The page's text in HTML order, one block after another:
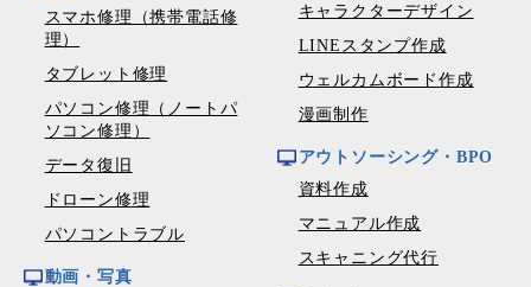
スマホ修理（携帯電話修
理）
タブレット修理
パソコン修理（ノートパ
ソコン修理）
データ復旧
ドローン修理
パソコントラブル
動画・写真
キャラクターデザイン
LINEスタンプ作成
ウェルカムボード作成
漫画制作
アウトソーシング・BPO
資料作成
マニュアル作成
スキャニング代行